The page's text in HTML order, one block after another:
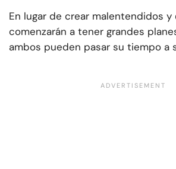
En lugar de crear malentendidos y
comenzarán a tener grandes
ambos pueden pasar su tiempo a